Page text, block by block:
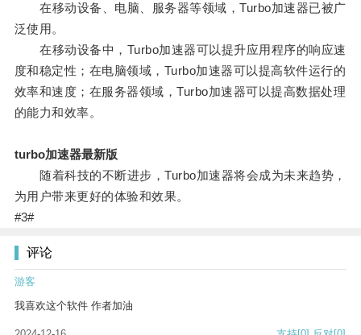
在移动设备、电脑、服务器等领域，Turbo加速器已被广
泛使用。
在移动设备中，Turbo加速器可以提升应用程序的响应速
度和稳定性；在电脑领域，Turbo加速器可以提高软件运行的
效率和速度；在服务器领域，Turbo加速器可以提高数据处理
的能力和效率。
turbo加速器最新版
随着科技的不断进步，Turbo加速器将会成为未来趋势，
为用户带来更好的体验和效果。
#3#
评论
游客
我喜欢这个软件 作者加油